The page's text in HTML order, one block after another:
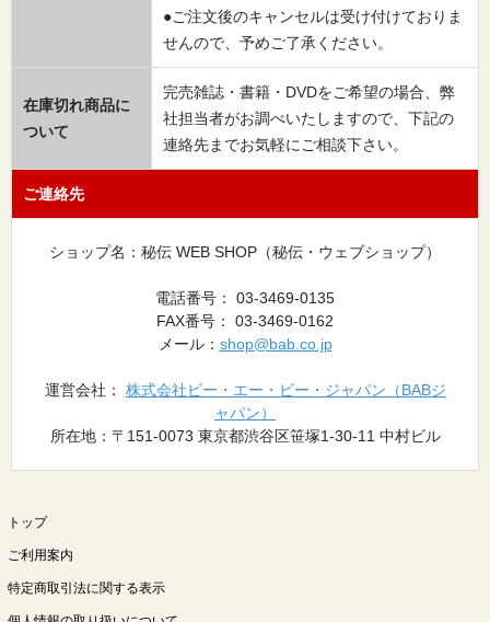
●ご注文後のキャンセルは受け付けておりま
せんので、予めご了承ください。
在庫切れ商品に
ついて
完売雑誌・書籍・DVDをご希望の場合、弊
社担当者がお調べいたしますので、下記の
連絡先までお気軽にご相談下さい。
ご連絡先
ショップ名：秘伝 WEB SHOP（秘伝・ウェブショップ）
電話番号： 03-3469-0135
FAX番号： 03-3469-0162
メール： shop@bab.co.jp
運営会社： 株式会社ビー・エー・ビー・ジャパン（BABジ
ャパン）
所在地：〒151-0073 東京都渋谷区笹塚1-30-11 中村ビル
トップ
ご利用案内
特定商取引法に関する表示